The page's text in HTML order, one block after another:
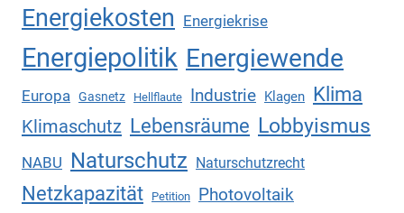
Energiekosten Energiekrise
Energiepolitik Energiewende
Europa Gasnetz Hellflaute Industrie Klagen Klima
Klimaschutz Lebensräume Lobbyismus
NABU Naturschutz Naturschutzrecht
Netzkapazität Petition Photovoltaik